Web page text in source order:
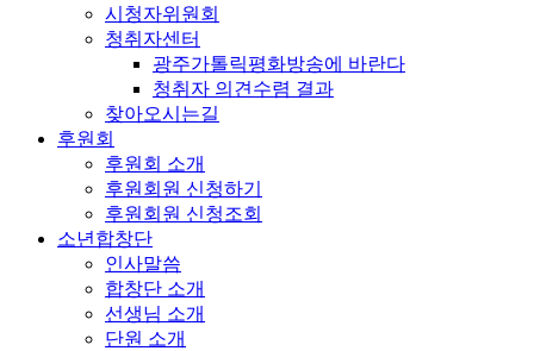
시청자위원회
청취자센터
광주가톨릭평화방송에 바란다
청취자 의견수렴 결과
찾아오시는길
후원회
후원회 소개
후원회원 신청하기
후원회원 신청조회
소년합창단
인사말씀
합창단 소개
선생님 소개
단원 소개